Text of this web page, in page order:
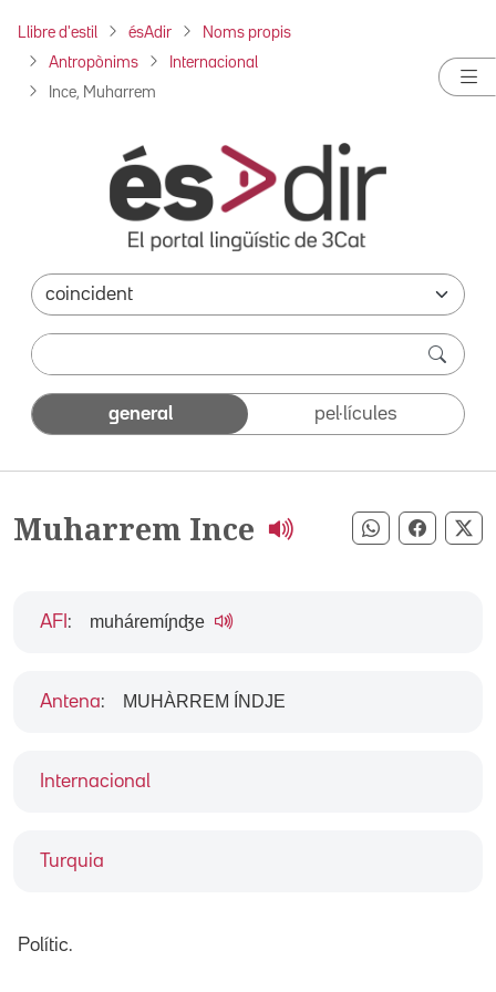
Llibre d'estil ésAdir Noms propis
Antropònims Internacional
Ince, Muharrem
general pel·lícules
Muharrem Ince Compartir
Internacional
Turquia
AFI : muháremíɲʤe
Antena: MUHÀRREM ÍNDJE
Polític.